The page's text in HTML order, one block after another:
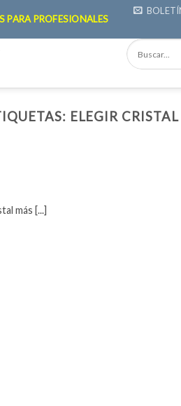
PARA PROFESIONALES
ELEGIR CRISTAL
más [...]